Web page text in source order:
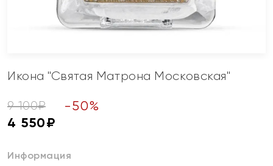
Икона "Святая Матрона Московская"
9 100₽ -50%
4 550₽
Информация